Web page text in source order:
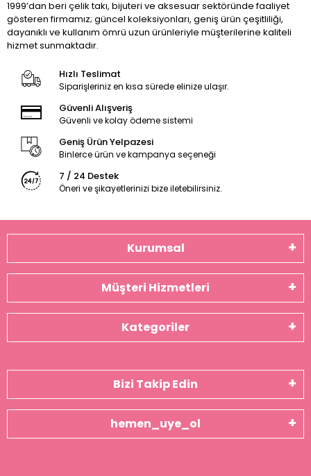
1999’dan beri çelik takı, bijuteri ve aksesuar sektöründe faaliyet
gösteren firmamız; güncel koleksiyonları, geniş ürün çeşitliliği,
dayanıklı ve kullanım ömrü uzun ürünleriyle müşterilerine kaliteli
hizmet sunmaktadır.
Hızlı Teslimat
Siparişleriniz en kısa sürede elinize ulaşır.
Güvenli Alışveriş
Güvenli ve kolay ödeme sistemi
Geniş Ürün Yelpazesi
Binlerce ürün ve kampanya seçeneği
7 / 24 Destek
Öneri ve şikayetlerinizi bize iletebilirsiniz.
Kurumsal
Müşteri Hizmetleri
Kategoriler
Bizi Takip Edin
hemen_uye_ol